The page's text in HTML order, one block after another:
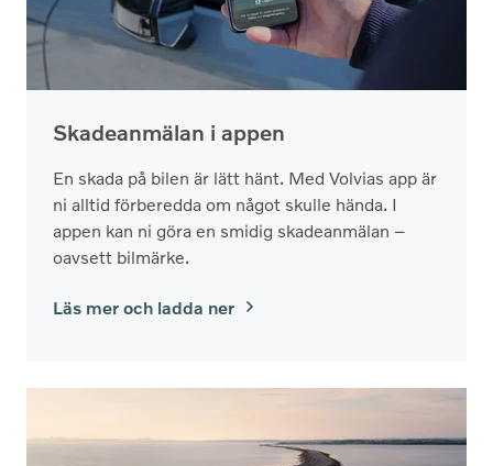
Skadeanmälan i appen
En skada på bilen är lätt hänt. Med Volvias app är
ni alltid förberedda om något skulle hända. I
appen kan ni göra en smidig skadeanmälan –
oavsett bilmärke.
Läs mer och ladda ner